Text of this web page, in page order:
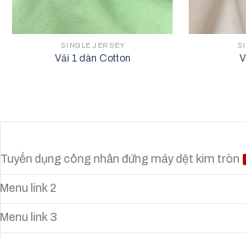
SINGLE JERSEY
Vải 1 dàn Cotton
Tuyển dụng công nhân đứng máy dệt kim tròn
Menu link 2
Menu link 3